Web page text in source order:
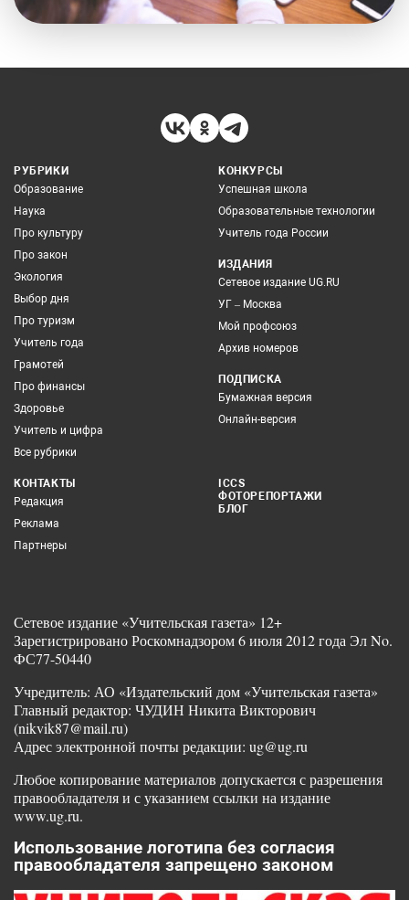
РУБРИКИ
Образование
Наука
Про культуру
Про закон
Экология
Выбор дня
Про туризм
Учитель года
Грамотей
Про финансы
Здоровье
Учитель и цифра
Все рубрики
КОНКУРСЫ
Успешная школа
Образовательные технологии
Учитель года России
ИЗДАНИЯ
Сетевое издание UG.RU
УГ – Москва
Мой профсоюз
Архив номеров
ПОДПИСКА
Бумажная версия
Онлайн-версия
КОНТАКТЫ
Редакция
Реклама
Партнеры
ICCS
ФОТОРЕПОРТАЖИ
БЛОГ
Сетевое издание «Учительская газета» 12+
Зарегистрировано Роскомнадзором 6 июля 2012 года Эл No.
ФС77-50440
Учредитель: АО «Издательский дом «Учительская газета»
Главный редактор: ЧУДИН Никита Викторович
(nikvik87@mail.ru)
Адрес электронной почты редакции: ug@ug.ru
Любое копирование материалов допускается с разрешения
правообладателя и с указанием ссылки на издание
www.ug.ru.
Использование логотипа без согласия
правообладателя запрещено законом